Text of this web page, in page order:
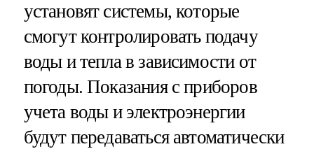
установят системы, которые
смогут контролировать подачу
воды и тепла в зависимости от
погоды. Показания с приборов
учета воды и электроэнергии
будут передаваться автоматически